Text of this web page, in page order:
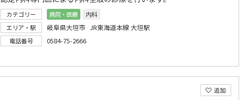
カテゴリー 病院・医療
内科
エリア・駅
岐阜県大垣市 JR東海道本線 大垣駅
電話番号 0584-75-2666
追加